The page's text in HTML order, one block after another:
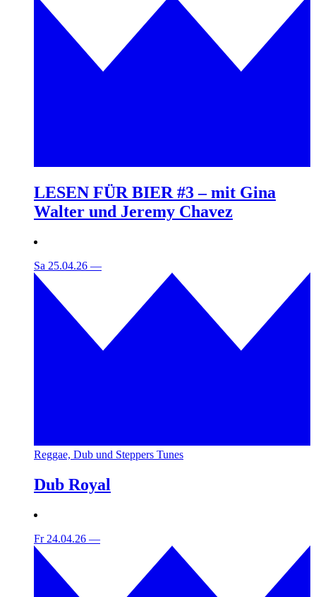
LESEN FÜR BIER #3 – mit Gina
Walter und Jeremy Chavez
Sa 25.04.26 —
Reggae, Dub und Steppers Tunes
Dub Royal
Fr 24.04.26 —